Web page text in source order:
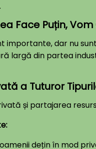
Face Puțin,
importante, dar nu
largă din partea
a Tuturor
și partajarea
dețin în mod